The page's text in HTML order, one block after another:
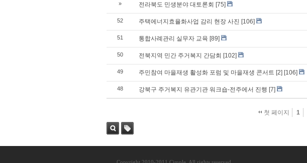
» 전라북도 민생분야 대토론회 [75]
52 주택에너지효율화사업 감리 현장 사진 [106]
51 통합사례관리 실무자 교육 [89]
50 전북지역 민간 주거복지 간담회 [102]
49 주민참여 마을재생 활성화 포럼 및 마을재생 콘서트 [2] [106]
48 강북구 주거복지 유관기관 워크숍-전주에서 진행 [7]
첫 페이지 1